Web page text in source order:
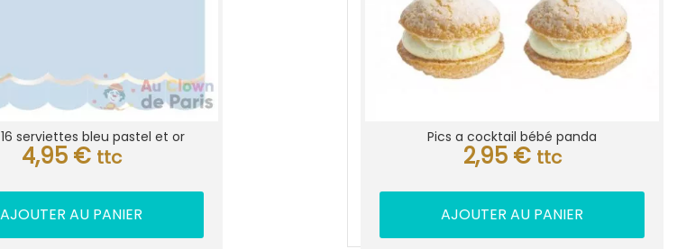
serviettes bleu pastel et or
4,95 € ttc
AJOUTER AU PANIER
Pics a cocktail bébé panda
2,95 € ttc
AJOUTER AU PANIER